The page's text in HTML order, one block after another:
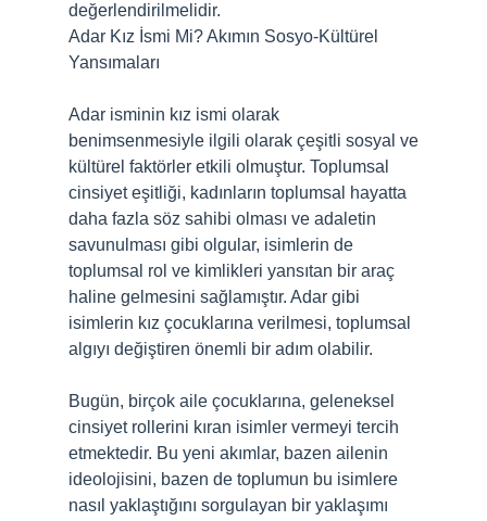
değerlendirilmelidir.
Adar Kız İsmi Mi? Akımın Sosyo-Kültürel
Yansımaları
Adar isminin kız ismi olarak
benimsenmesiyle ilgili olarak çeşitli sosyal ve
kültürel faktörler etkili olmuştur. Toplumsal
cinsiyet eşitliği, kadınların toplumsal hayatta
daha fazla söz sahibi olması ve adaletin
savunulması gibi olgular, isimlerin de
toplumsal rol ve kimlikleri yansıtan bir araç
haline gelmesini sağlamıştır. Adar gibi
isimlerin kız çocuklarına verilmesi, toplumsal
algıyı değiştiren önemli bir adım olabilir.
Bugün, birçok aile çocuklarına, geleneksel
cinsiyet rollerini kıran isimler vermeyi tercih
etmektedir. Bu yeni akımlar, bazen ailenin
ideolojisini, bazen de toplumun bu isimlere
nasıl yaklaştığını sorgulayan bir yaklaşımı